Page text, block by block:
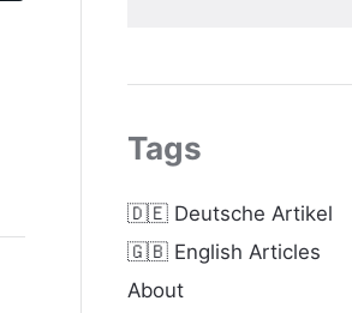
Tags
🇩🇪 Deutsche Artikel
🇬🇧 English Articles
About